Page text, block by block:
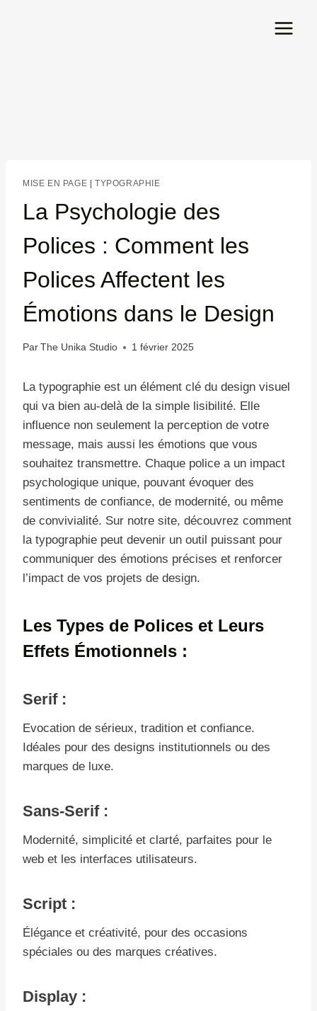
MISE EN PAGE | TYPOGRAPHIE
La Psychologie des
Polices : Comment les
Polices Affectent les
Émotions dans le Design
Par The Unika Studio 1 février 2025
La typographie est un élément clé du design visuel
qui va bien au-delà de la simple lisibilité. Elle
influence non seulement la perception de votre
message, mais aussi les émotions que vous
souhaitez transmettre. Chaque police a un impact
psychologique unique, pouvant évoquer des
sentiments de confiance, de modernité, ou même
de convivialité. Sur notre site, découvrez comment
la typographie peut devenir un outil puissant pour
communiquer des émotions précises et renforcer
l’impact de vos projets de design.
Les Types de Polices et Leurs
Effets Émotionnels :
Serif :
Evocation de sérieux, tradition et confiance.
Idéales pour des designs institutionnels ou des
marques de luxe.
Sans-Serif :
Modernité, simplicité et clarté, parfaites pour le
web et les interfaces utilisateurs.
Script :
Élégance et créativité, pour des occasions
spéciales ou des marques créatives.
Display :